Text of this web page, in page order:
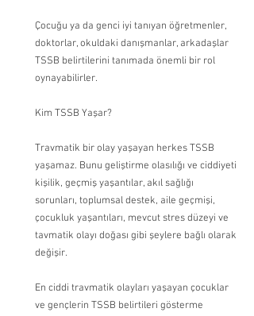
Çocuğu ya da genci iyi tanıyan öğretmenler,
doktorlar, okuldaki danışmanlar, arkadaşlar
TSSB belirtilerini tanımada önemli bir rol
oynayabilirler.
Kim TSSB Yaşar?
Travmatik bir olay yaşayan herkes TSSB
yaşamaz. Bunu geliştirme olasılığı ve ciddiyeti
kişilik, geçmiş yaşantılar, akıl sağlığı
sorunları, toplumsal destek, aile geçmişi,
çocukluk yaşantıları, mevcut stres düzeyi ve
tavmatik olayı doğası gibi şeylere bağlı olarak
değişir.
En ciddi travmatik olayları yaşayan çocuklar
ve gençlerin TSSB belirtileri gösterme